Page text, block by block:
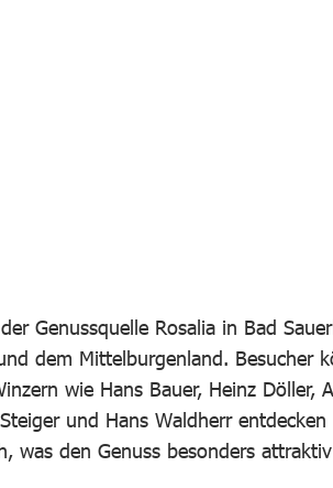
Genussquelle Rosalia in Bad
dem Mittelburgenland.
wie Hans Bauer, Heinz Döller,
und Hans Waldherr
was den Genuss besonders